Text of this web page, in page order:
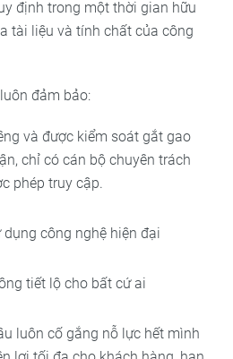
định trong một thời gian hữu
tài liệu và tính chất của công
đảm bảo:
và được kiểm soát gắt gao
chỉ có cán bộ chuyên trách
phép truy cập.
công nghệ hiện đại
tiết lộ cho bất cứ ai
luôn cố gắng nỗ lực hết mình